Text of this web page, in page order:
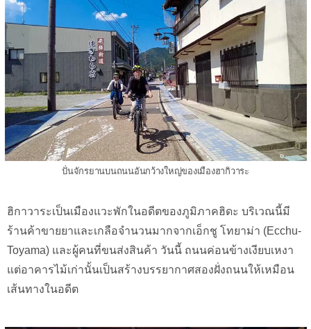
ปั่นจักรยานบนถนนอันกว้างใหญ่ของเมืองฮากิวาระ
ฮิกาวาระเป็นเมืองแวะพักในอดีตของภูมิภาคฮิดะ บริเวณนี้มี
ร้านค้าขายยาและเกลือจำนวนมากจากเอ็กชู โทยาม่า (Ecchu-
Toyama) และผู้คนที่ขนส่งสินค้า วันนี้ ถนนค่อนข้างเงียบเหงา
แต่อาคารไม้เก่านั้นเป็นสร้างบรรยากาศสองฝั่งถนนให้เหมือน
เส้นทางในอดีต